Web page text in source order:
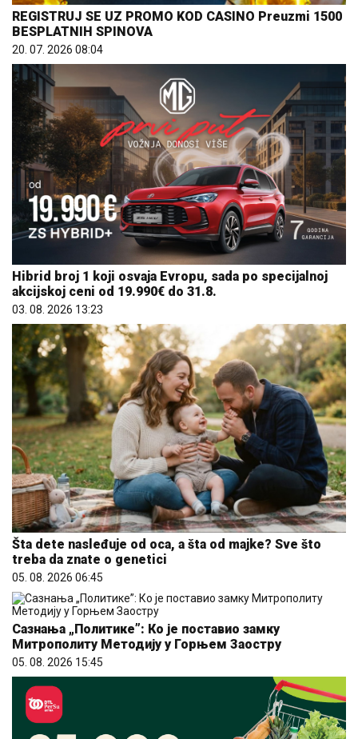
REGISTRUJ SE UZ PROMO KOD CASINO Preuzmi 1500
BESPLATNIH SPINOVA
20. 07. 2026 08:04
Hibrid broj 1 koji osvaja Evropu, sada po specijalnoj
akcijskoj ceni od 19.990€ do 31.8.
03. 08. 2026 13:23
Šta dete nasleđuje od oca, a šta od majke? Sve što
treba da znate o genetici
05. 08. 2026 06:45
Сазнања „Политике”: Ко је поставио замку
Митрополиту Методију у Горњем Заостру
05. 08. 2026 15:45